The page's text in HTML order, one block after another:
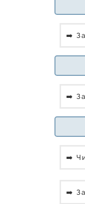
➡️
➡️
➡️
➡️